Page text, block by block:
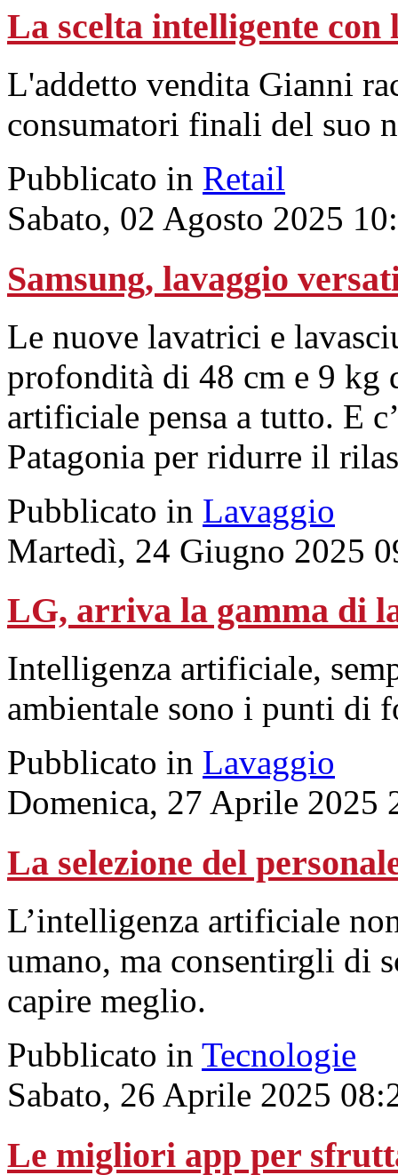
La scelta intelligente
L'addetto vendita Gianni
consumatori finali del suo
Pubblicato in Retail
Sabato, 02 Agosto 2025
Samsung, lavaggio
Le nuove lavatrici e
profondità di 48 cm e 9 kg
artificiale pensa a tutto. E
Patagonia per ridurre il
Pubblicato in Lavaggio
Martedì, 24 Giugno 2025
LG, arriva la gamma di
Intelligenza artificiale,
ambientale sono i punti di
Pubblicato in Lavaggio
Domenica, 27 Aprile 2025
La selezione del
L’intelligenza artificiale
umano, ma consentirgli di
capire meglio.
Pubblicato in Tecnologie
Sabato, 26 Aprile 2025
Le migliori app per